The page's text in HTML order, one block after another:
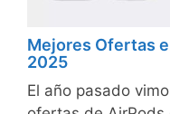
Mejores Ofertas
2025
El año pasado